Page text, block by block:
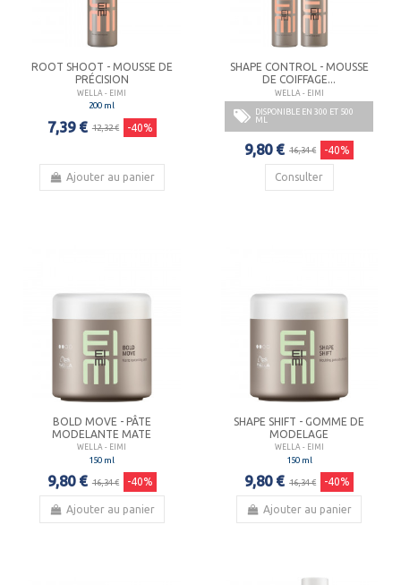
ROOT SHOOT - MOUSSE DE
PRÉCISION
WELLA - EIMI
200 ml
7,39 € 12,32 € -40%
Ajouter au panier
SHAPE CONTROL - MOUSSE
DE COIFFAGE...
WELLA - EIMI
DISPONIBLE EN 300 ET 500
ML
9,80 € 16,34 € -40%
Consulter
BOLD MOVE - PÂTE
MODELANTE MATE
WELLA - EIMI
150 ml
9,80 € 16,34 € -40%
Ajouter au panier
SHAPE SHIFT - GOMME DE
MODELAGE
WELLA - EIMI
150 ml
9,80 € 16,34 € -40%
Ajouter au panier